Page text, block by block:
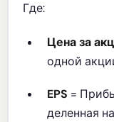
Где:
Цена за
одной
EPS =
деленная